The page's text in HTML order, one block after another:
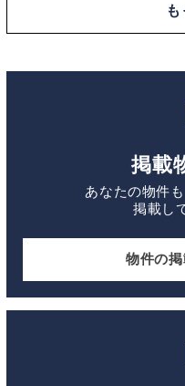
掲載
あなたの物件
掲載し
物件の